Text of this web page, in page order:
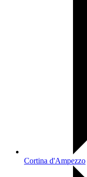
Cortina d'Ampezzo